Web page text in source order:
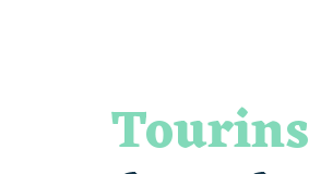
¿PARA QUÉ?